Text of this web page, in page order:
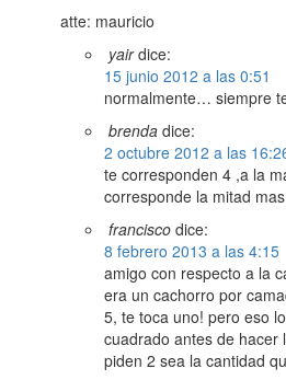
atte: mauricio
yair dice:
15 junio 2012 a las 0:51
normalmente… siempre
brenda dice:
2 octubre 2012 a las
te corresponden 4 ,a la
corresponde la mitad
francisco dice:
8 febrero 2013 a las 4:15
amigo con respecto a la
era un cachorro por
5, te toca uno! pero eso
cuadrado antes de hacer
piden 2 sea la cantidad